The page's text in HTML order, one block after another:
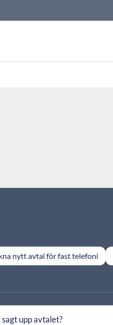
nytt avtal för fast telefoni
upp avtalet?